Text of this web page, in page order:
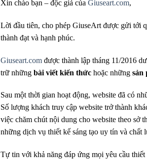
Xin chào bạn – độc giả của Giuseart.com,
Lời đầu tiên, cho phép GiuseArt được gửi tới
thành đạt và hạnh phúc.
Giuseart.com được thành lập tháng 11/2016
trữ những bài viết kiến thức hoặc những sản
Sau một thời gian hoạt động, website đã có
Số lượng khách truy cập website trở thành
việc chăm chút nội dung cho website theo sở
những dịch vụ thiết kế sáng tạo uy tín và chất
Tự tin với khả năng đáp ứng mọi yêu cầu